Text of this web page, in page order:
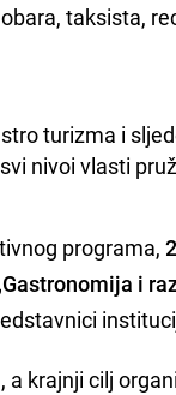
taksista,
turizma i
nivoi vlasti
programa,
i
, a krajnji cilj